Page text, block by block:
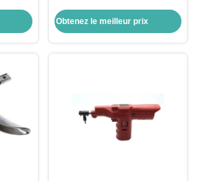
Serrurerie fournitures Pistolet à
piquer
Obtenez le meilleur prix